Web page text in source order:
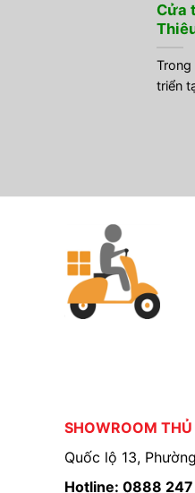
Cửa
triển
SHOWROOM
Quốc lộ 13,
Hotline: 0888